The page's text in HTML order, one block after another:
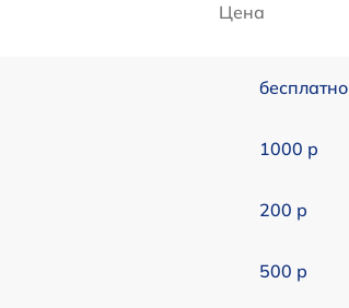
Цена
бесплатно
1000 р
200 р
500 р